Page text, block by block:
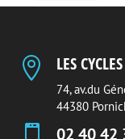
 LES
74, av.du
44380
02 40 42